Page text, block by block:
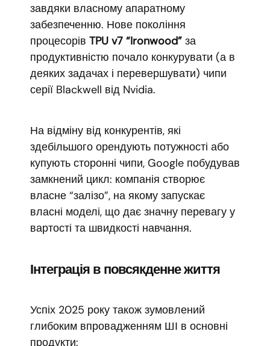
завдяки власному апаратному
забезпеченню. Нове покоління
процесорів TPU v7 “Ironwood” за
продуктивністю почало конкурувати (а в
деяких задачах і перевершувати) чипи
серії Blackwell від Nvidia.
На відміну від конкурентів, які
здебільшого орендують потужності або
купують сторонні чипи, Google побудував
замкнений цикл: компанія створює
власне “залізо”, на якому запускає
власні моделі, що дає значну перевагу у
вартості та швидкості навчання.
Інтеграція в повсякденне життя
Успіх 2025 року також зумовлений
глибоким впровадженням ШІ в основні
продукти: